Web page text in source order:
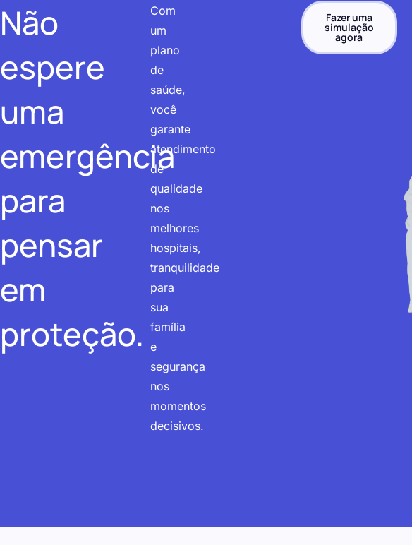
Não
espere
uma
emergência
para
pensar
em
proteção.
Com
um
plano
de
saúde,
você
garante
atendimento
de
qualidade
nos
melhores
hospitais,
tranquilidade
para
sua
família
e
segurança
nos
momentos
decisivos.
Fazer uma
simulação
agora